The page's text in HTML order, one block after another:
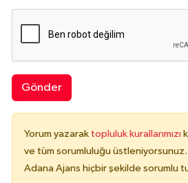
Gönder
Yorum yazarak topluluk kurallarımızı
ve tüm sorumluluğu üstleniyorsunuz.
Adana Ajans hiçbir şekilde sorumlu